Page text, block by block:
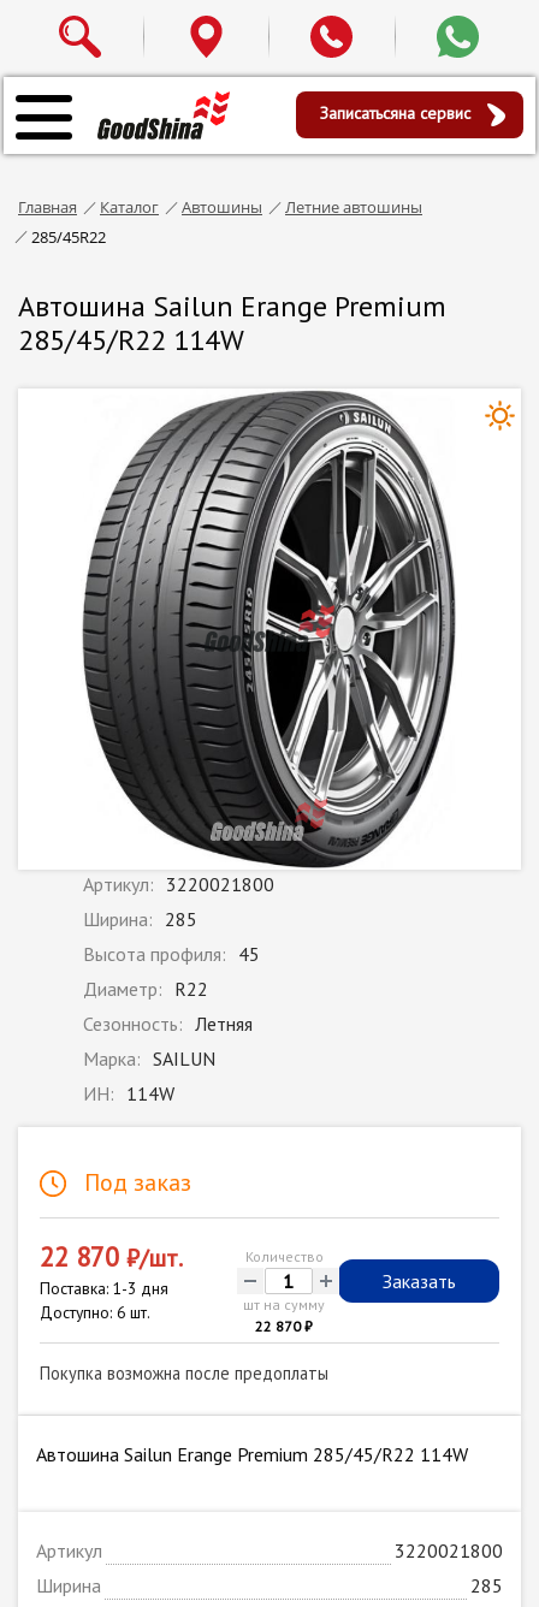
Записатьсяна сервис
Главная Каталог Автошины
Летние автошины
285/45R22
Автошина Sailun Erange Premium
285/45/R22 114W
Артикул: 3220021800
Ширина: 285
Высота профиля: 45
Диаметр: R22
Сезонность: Летняя
Марка: SAILUN
ИН: 114W
Под заказ
22 870 ₽/шт.
Поставка: 1-3 дня
Доступно: 6 шт.
Количество
- +
шт на сумму
22 870 ₽
Заказать
Покупка возможна после предоплаты
Автошина Sailun Erange Premium 285/45/R22 114W
Артикул
3220021800
Ширина
285